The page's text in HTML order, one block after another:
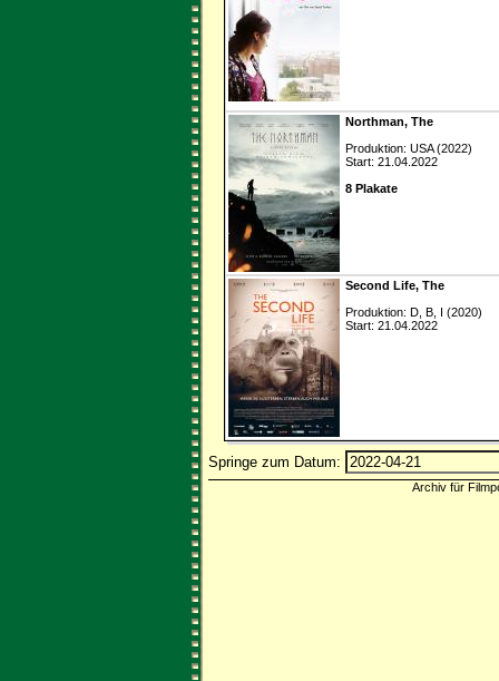
Northman, The
Produktion: USA (2022)
Start: 21.04.2022
8 Plakate
Second Life, The
Produktion: D, B, I (2020)
Start: 21.04.2022
Springe zum Datum:
Archiv für